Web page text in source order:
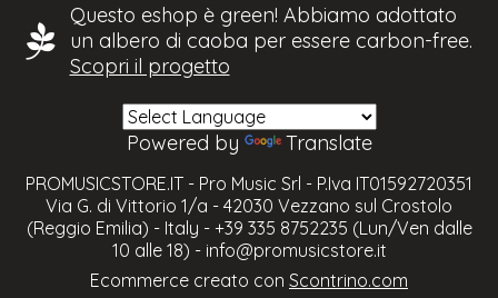
Questo eshop è green! Abbiamo adottato
un albero di caoba per essere carbon-free.
Scopri il progetto
Powered by Translate
PROMUSICSTORE.IT - Pro Music Srl - P.Iva IT01592720351
Via G. di Vittorio 1/a - 42030 Vezzano sul Crostolo
(Reggio Emilia) - Italy - +39 335 8752235 (Lun/Ven dalle
10 alle 18) - info@promusicstore.it
Ecommerce creato con Scontrino.com